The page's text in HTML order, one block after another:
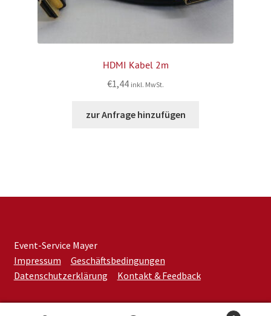
HDMI Kabel 2m
€1,44 inkl. MwSt.
zur Anfrage hinzufügen
Event-Service Mayer
Impressum
Geschäftsbedingungen
Datenschutzerklärung
Kontakt & Feedback